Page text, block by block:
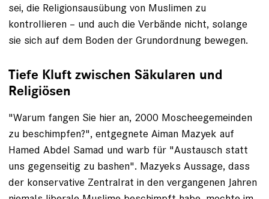
sei, die Religionsausübung von Muslimen zu
kontrollieren – und auch die Verbände nicht, solange
sie sich auf dem Boden der Grundordnung bewegen.
Tiefe Kluft zwischen Säkularen und
Religiösen
"Warum fangen Sie hier an, 2000 Moscheegemeinden
zu beschimpfen?", entgegnete Aiman Mazyek auf
Hamed Abdel Samad und warb für "Austausch statt
uns gegenseitig zu bashen". Mazyeks Aussage, dass
der konservative Zentralrat in den vergangenen Jahren